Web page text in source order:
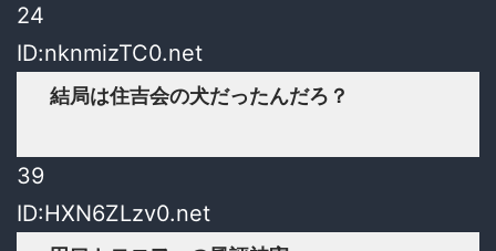
24
ID:nknmizTC0.net
結局は住吉会の犬だったんだろ？
39
ID:HXN6ZLzv0.net